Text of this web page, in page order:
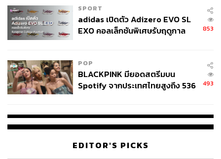
TAGS: Mexico Stray Kids Argentina Colombia
USA
New York
SPORT
adidas เปิดตัว Adizero EVO SL
EXO คอลเล็กชันพิเศษรับฤดูกาล
853
POP
BLACKPINK มียอดสตรีมบน
Spotify จากประเทศไทยสูงถึง 536
493
EDITOR'S PICKS